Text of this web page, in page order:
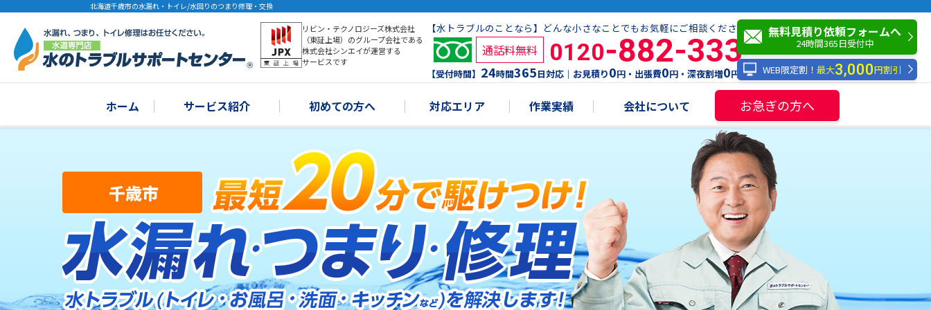
北海道千歳市の水漏れ・トイレ/水回りのつまり修理・交換
リビン・テクノロジーズ株式会社
（東証上場）のグループ会社である
株式会社シンエイが運営する
サービスです
【水トラブルのことなら】どんな小さなことでもお気軽にご相談ください！
通話料無料 0120-882-333
【受付時間】 24時間365日対応｜お見積り0円・出張費0円・深夜割増0円
無料見積り依頼フォームへ
24時間365日受付中
WEB限定割！ 最大3,000円割引
ホーム サービス紹介 初めての方へ 対応エリア 作業実績 会社について お急ぎの方へ
千歳市